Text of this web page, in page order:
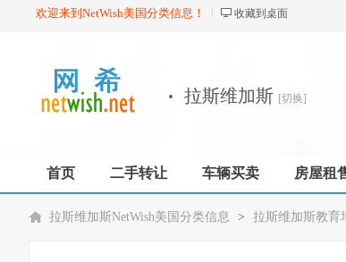
欢迎来到NetWish美国分类信息！ 收藏到桌面
· 拉斯维加斯 [切换]
首页 二手转让 车辆买卖 房屋租
拉斯维加斯NetWish美国分类信息 > 拉斯维加斯教育